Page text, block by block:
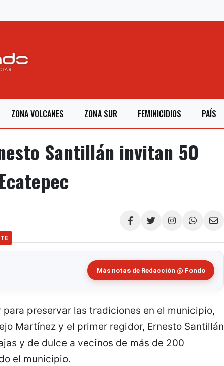
ZONA VOLCANES ZONA SUR FEMINICIDIOS PAÍS
Santillán invitan 50
Compartir
Más notas de Redacción @ Fondo
preservar las tradiciones en el municipio,
Martínez y el primer regidor, Ernesto Santillán
y de dulce a vecinos de más de 200
el municipio.